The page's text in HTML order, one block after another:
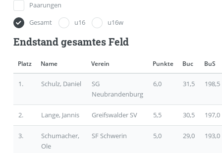
Paarungen
Gesamt
u16 u16w
Endstand gesamtes Feld
Platz Name Verein Punkte Buc BuS
1. Schulz, Daniel
SG
Neubrandenburg
6,0 31,5 198,5
2. Lange, Jannis Greifswalder SV 5,5 30,5 197,0
3.
Schumacher,
Ole
SF Schwerin 5,0 29,0 193,0